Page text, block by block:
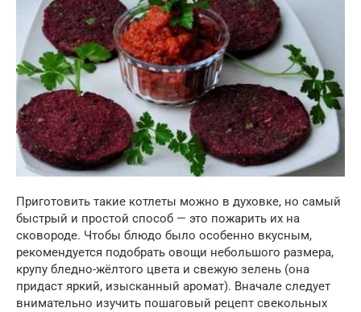
Приготовить такие котлеты можно в духовке, но самый
быстрый и простой способ — это пожарить их на
сковороде. Чтобы блюдо было особенно вкусным,
рекомендуется подобрать овощи небольшого размера,
крупу бледно-жёлтого цвета и свежую зелень (она
придаст яркий, изысканный аромат). Вначале следует
внимательно изучить пошаговый рецепт свекольных